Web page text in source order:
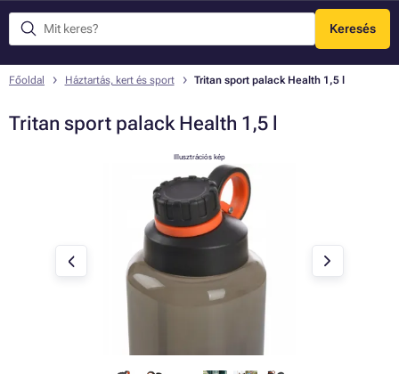
Keresés
Menü
Főoldal Háztartás, kert és sport Tritan sport palack Health 1,5 l
Tritan sport palack Health 1,5 l
Illusztrációs kép